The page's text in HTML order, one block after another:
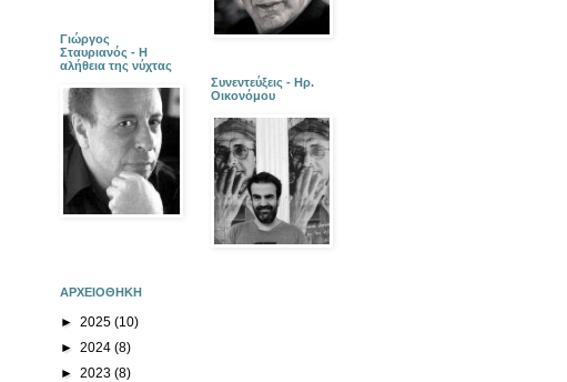
Γιώργος
Σταυριανός - Η
αλήθεια της νύχτας
Συνεντεύξεις - Ηρ.
Οικονόμου
ΑΡΧΕΙΟΘΗΚΗ
► 2025 (10)
► 2024 (8)
► 2023 (8)